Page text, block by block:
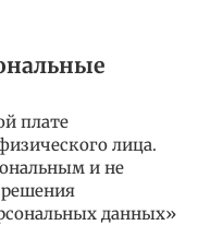
плате
лица.
и не
данных»